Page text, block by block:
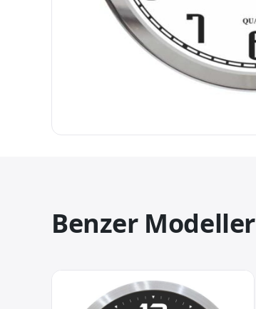
Benzer Modeller